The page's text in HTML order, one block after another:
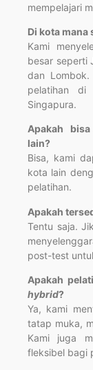
mempelajari
Di kota mana
Kami
besar seperti
dan
pelatihan
Singapura.
Apakah
lain?
Bisa, kami
kota lain
pelatihan.
Apakah
Tentu saja.
post-test
Apakah
hybrid?
Ya, kami
tatap muka,
Kami juga
fleksibel bagi